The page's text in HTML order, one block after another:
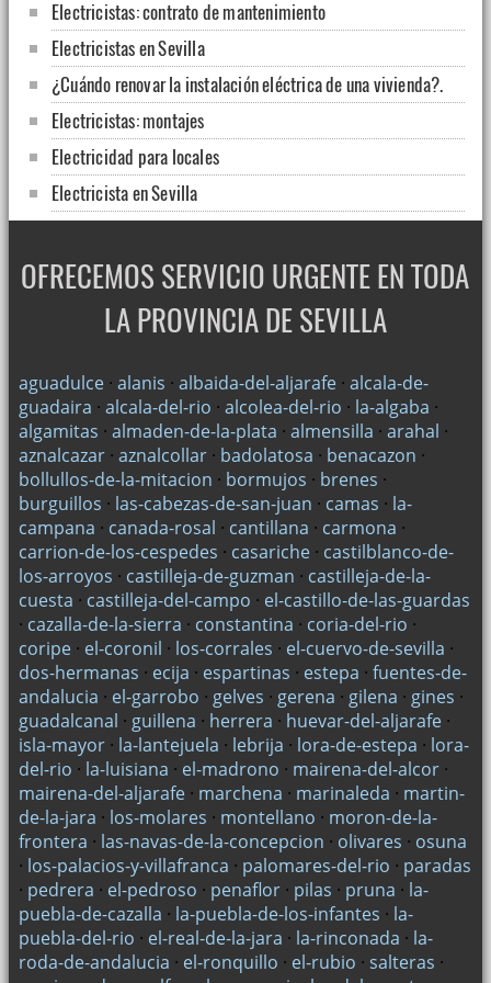
Electricistas: contrato de mantenimiento
Electricistas en Sevilla
¿Cuándo renovar la instalación eléctrica de una vivienda?.
Electricistas: montajes
Electricidad para locales
Electricista en Sevilla
Electricista barato en Sevilla
Venta e instalación de suministros eléctricos
Electricista en Sevilla, servicios de urgencia
Acometidas eléctricas
Electricidad para empresas
Servicio eléctrico en Sevilla
Reparaciones en Sevilla: instaladores electricistas
Rehabilitación de redes eléctricas
Servicios eléctricos
Electricista barato
Montajes eléctricos parciales o totales
Reformas en la cocina. Profesionales de Sevilla
MANTENIMIENTO ELÉCTRICO EN COMUNIDADES DE
VECINOS.
¿NECESITA RENOVAR SU INSTALACIÓN ELÉCTRICA?.
PROFESIONALES EN Sevilla.
¿CÓMO AHORRAR EN LA FACTURA DE LA LUZ?.
PROFESIONALES EN Sevilla
CÓMO AHORRAR EN LA FACTURA DE LUZ
NECESITO REVISAR LA INSTALACIÓN ELÉCTRICA DE MI
HOGAR.
MANTENIMIENTO DEL AIRE ACONDICIONADO.
OFRECEMOS SERVICIO URGENTE EN TODA
LA PROVINCIA DE SEVILLA
aguadulce· alanis · albaida-del-aljarafe· alcala-de-
guadaira · alcala-del-rio · alcolea-del-rio · la-algaba ·
algamitas · almaden-de-la-plata · almensilla · arahal ·
aznalcazar· aznalcollar· badolatosa · benacazon ·
bollullos-de-la-mitacion · bormujos · brenes ·
burguillos · las-cabezas-de-san-juan · camas · la-
campana · canada-rosal · cantillana · carmona ·
carrion-de-los-cespedes · casariche· castilblanco-de-
los-arroyos · castilleja-de-guzman · castilleja-de-la-
cuesta · castilleja-del-campo · el-castillo-de-las-guardas
· cazalla-de-la-sierra · constantina · coria-del-rio ·
coripe· el-coronil · los-corrales · el-cuervo-de-sevilla ·
dos-hermanas · ecija · espartinas · estepa · fuentes-de-
andalucia · el-garrobo · gelves · gerena · gilena · gines ·
guadalcanal · guillena · herrera · huevar-del-aljarafe·
isla-mayor· la-lantejuela · lebrija · lora-de-estepa · lora-
del-rio · la-luisiana · el-madrono · mairena-del-alcor·
mairena-del-aljarafe· marchena · marinaleda · martin-
de-la-jara · los-molares · montellano · moron-de-la-
frontera · las-navas-de-la-concepcion · olivares · osuna
· los-palacios-y-villafranca · palomares-del-rio · paradas
· pedrera · el-pedroso · penaflor· pilas · pruna · la-
puebla-de-cazalla · la-puebla-de-los-infantes · la-
puebla-del-rio · el-real-de-la-jara · la-rinconada · la-
roda-de-andalucia · el-ronquillo · el-rubio · salteras ·